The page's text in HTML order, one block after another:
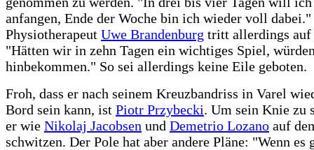
anfangen, Ende der Woche bin ich wieder voll dabei."
Physiotherapeut Uwe Brandenburg tritt allerdings auf
"Hätten wir in zehn Tagen ein wichtiges Spiel,
hinbekommen." So sei allerdings keine Eile geboten.
Froh, dass er nach seinem Kreuzbandriss in Varel
Bord sein kann, ist Piotr Przybecki. Um sein Knie zu
er wie Nikolaj Jacobsen und Demetrio Lozano auf
schwitzen. Der Pole hat aber andere Pläne: "Wenn es